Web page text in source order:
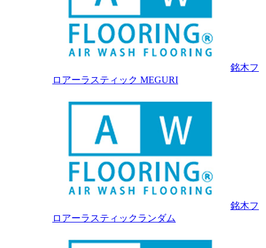
銘木フ
ロアーラスティック MEGURI
銘木フ
ロアーラスティックランダム